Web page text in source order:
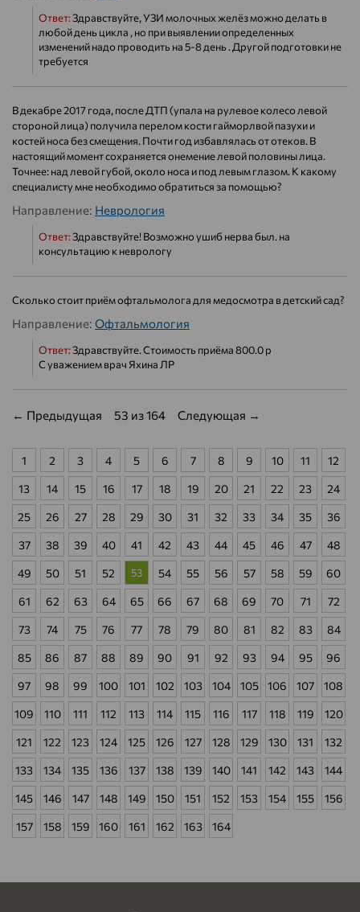
Ответ:Здравствуйте, УЗИ молочных желёз можно делать в
любой день цикла , но при выявлении определенных
изменений надо проводить на 5-8 день . Другой подготовки не
требуется
В декабре 2017 года, после ДТП (упала на рулевое колесо левой
стороной лица) получила перелом кости гайморлвой пазухи и
костей носа без смещения. Почти год избавлялась от отеков. В
настоящий момент сохраняется онемение левой половины лица.
Точнее: над левой губой, около носа и под левым глазом. К какому
специалисту мне необходимо обратиться за помощью?
Направление: Неврология
Ответ:Здравствуйте! Возможно ушиб нерва был. на
консультацию к неврологу
Сколько стоит приём офтальмолога для медосмотра в детский сад?
Направление: Офтальмология
Ответ:Здравствуйте. Стоимость приёма 800.0 р
С уважением врач Яхина ЛР
← Предыдущая 53 из 164 Следующая →
1 2 3 4 5 6 7 8 9 10 11 12
13 14 15 16 17 18 19 20 21 22 23 24
25 26 27 28 29 30 31 32 33 34 35 36
37 38 39 40 41 42 43 44 45 46 47 48
49 50 51 52 53 54 55 56 57 58 59 60
61 62 63 64 65 66 67 68 69 70 71 72
73 74 75 76 77 78 79 80 81 82 83 84
85 86 87 88 89 90 91 92 93 94 95 96
97 98 99 100 101 102 103 104 105 106 107 108
109 110 111 112 113 114 115 116 117 118 119 120
121 122 123 124 125 126 127 128 129 130 131 132
133 134 135 136 137 138 139 140 141 142 143 144
145 146 147 148 149 150 151 152 153 154 155 156
157 158 159 160 161 162 163 164